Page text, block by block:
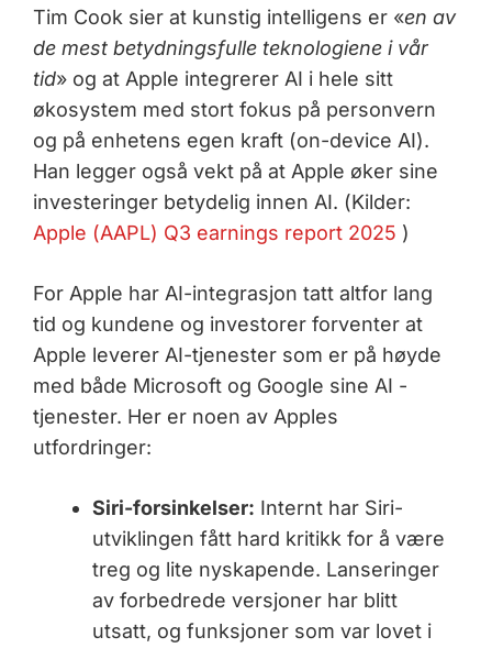
Tim Cook sier at kunstig intelligens er «en av
de mest betydningsfulle teknologiene i vår
tid» og at Apple integrerer AI i hele sitt
økosystem med stort fokus på personvern
og på enhetens egen kraft (on-device AI).
Han legger også vekt på at Apple øker sine
investeringer betydelig innen AI. (Kilder:
Apple (AAPL) Q3 earnings report 2025 )
For Apple har AI-integrasjon tatt altfor lang
tid og kundene og investorer forventer at
Apple leverer AI-tjenester som er på høyde
med både Microsoft og Google sine AI -
tjenester. Her er noen av Apples
utfordringer:
Siri-forsinkelser: Internt har Siri-
utviklingen fått hard kritikk for å være
treg og lite nyskapende. Lanseringer
av forbedrede versjoner har blitt
utsatt, og funksjoner som var lovet i